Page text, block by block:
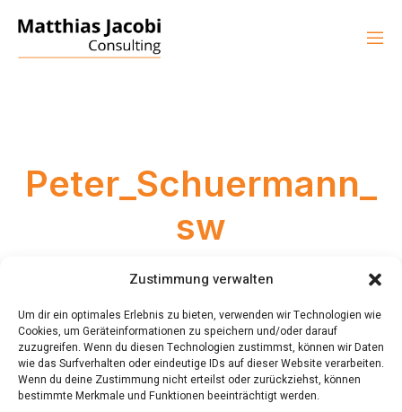
Zustimmung verwalten
Um dir ein optimales Erlebnis zu bieten, verwenden wir Technologien wie
Cookies, um Geräteinformationen zu speichern und/oder darauf
zuzugreifen. Wenn du diesen Technologien zustimmst, können wir Daten
wie das Surfverhalten oder eindeutige IDs auf dieser Website verarbeiten.
Wenn du deine Zustimmung nicht erteilst oder zurückziehst, können
bestimmte Merkmale und Funktionen beeinträchtigt werden.
Peter_Schuermann_
sw
MJ_WP-19_ADMIN 3. FEBRUAR 2020